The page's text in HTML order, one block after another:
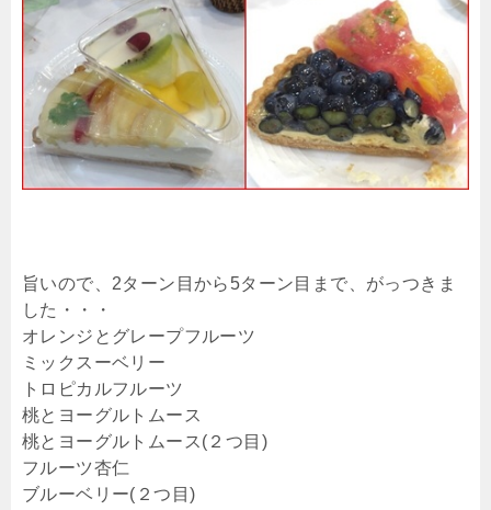
旨いので、2ターン目から5ターン目まで、がっつきま
した・・・
オレンジとグレープフルーツ
ミックスーベリー
トロピカルフルーツ
桃とヨーグルトムース
桃とヨーグルトムース(２つ目)
フルーツ杏仁
ブルーベリー(２つ目)